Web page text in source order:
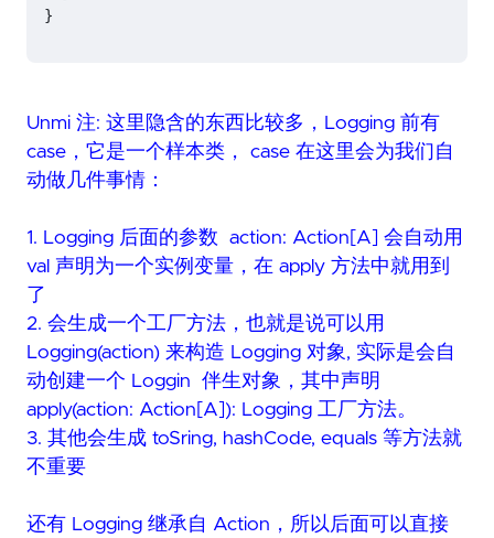
}
Unmi 注: 这里隐含的东西比较多，Logging 前有
case，它是一个样本类， case 在这里会为我们自
动做几件事情：
1. Logging 后面的参数 action: Action[A] 会自动用
val 声明为一个实例变量，在 apply 方法中就用到
了
2. 会生成一个工厂方法，也就是说可以用
Logging(action) 来构造 Logging 对象, 实际是会自
动创建一个 Loggin 伴生对象，其中声明
apply(action: Action[A]): Logging 工厂方法。
3. 其他会生成 toSring, hashCode, equals 等方法就
不重要
还有 Logging 继承自 Action，所以后面可以直接